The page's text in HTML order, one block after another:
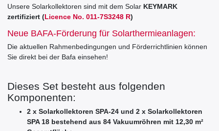
Unsere Solarkollektoren sind mit dem Solar KEYMARK
zertifiziert (Licence No. 011-7S3248 R)
Neue BAFA-Förderung für Solarthermieanlagen:
Die aktuellen Rahmenbedingungen und Förderrichtlinien können
Sie direkt bei der Bafa einsehen!
Dieses Set besteht aus folgenden
Komponenten:
2 x Solarkollektoren SPA-24 und 2 x Solarkollektoren
SPA 18 bestehend aus 84 Vakuumröhren mit 12,30 m²